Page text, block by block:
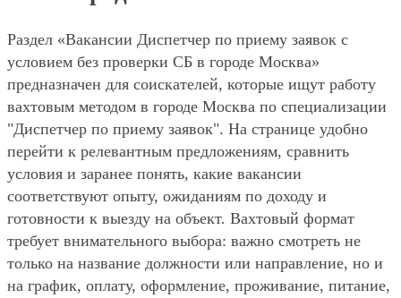
Раздел «Вакансии Диспетчер по приему заявок с
условием без проверки СБ в городе Москва»
предназначен для соискателей, которые ищут работу
вахтовым методом в городе Москва по специализации
"Диспетчер по приему заявок". На странице удобно
перейти к релевантным предложениям, сравнить
условия и заранее понять, какие вакансии
соответствуют опыту, ожиданиям по доходу и
готовности к выезду на объект. Вахтовый формат
требует внимательного выбора: важно смотреть не
только на название должности или направление, но и
на график, оплату, оформление, проживание, питание,